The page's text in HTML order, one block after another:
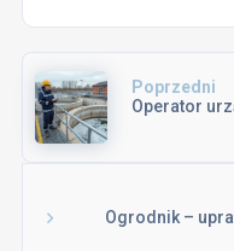
Poprzedni
Operator
Ogrodnik –